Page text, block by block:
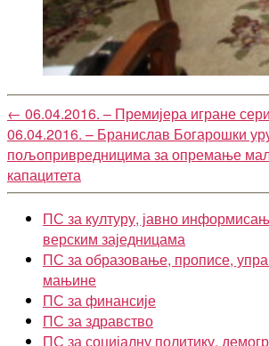
← 06.04.2016. – Премијера игране
06.04.2016. – Бранислав Богарошки
пољопривредницима за опремање
капацитета
ПС за културу, јавно
верским заједницама
ПС за образовање, прописе,
мањине
ПС за финансије
ПС за здравство
ПС за социјалну политику,